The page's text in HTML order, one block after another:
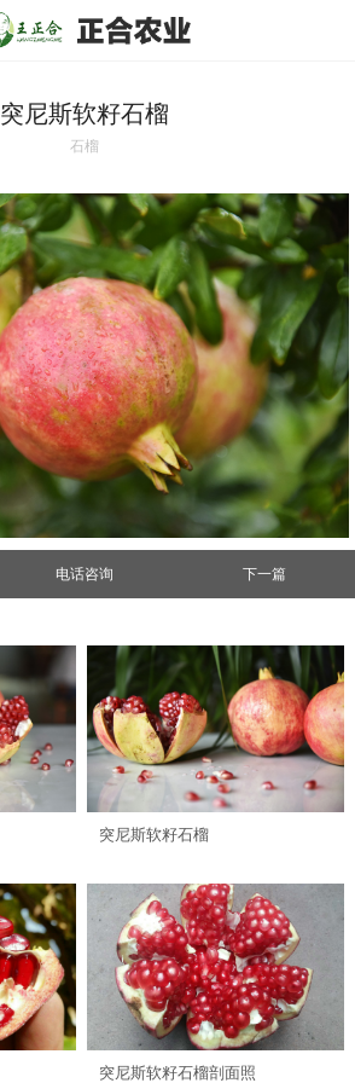
突尼斯软籽石榴
石榴
电话咨询 下一篇
突尼斯软籽石榴
突尼斯软籽石榴剖面照